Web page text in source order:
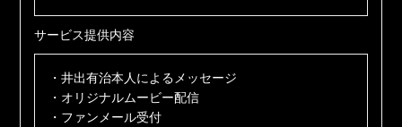
サービス提供内容
・井出有治本人によるメッセージ
・オリジナルムービー配信
・ファンメール受付